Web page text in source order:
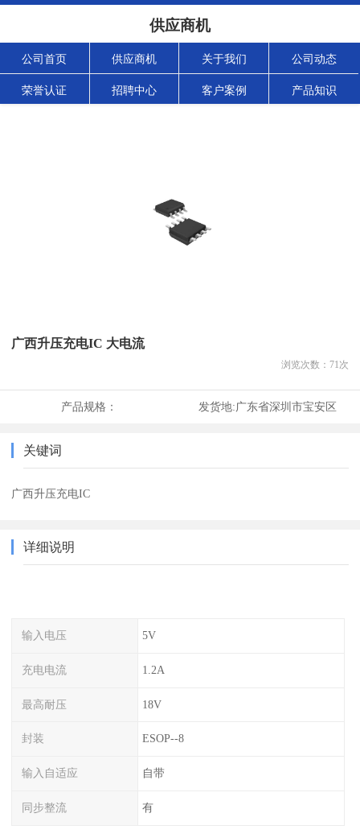
供应商机
公司首页 供应商机 关于我们 公司动态
荣誉认证 招聘中心 客户案例 产品知识
广西升压充电IC 大电流
浏览次数： 71次
产品规格： 发货地:广东省深圳市宝安区
关键词
广西升压充电IC
详细说明
输入电压 5V
充电电流 1.2A
最高耐压 18V
封装 ESOP--8
输入自适应 自带
同步整流 有